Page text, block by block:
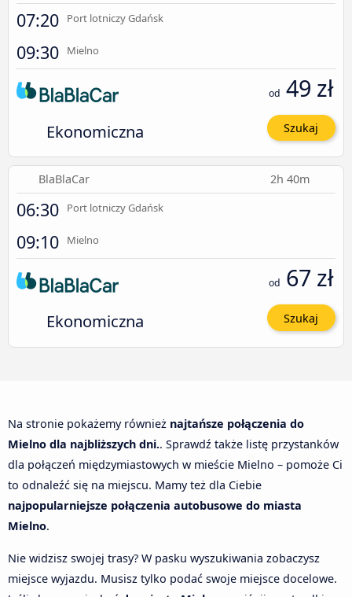
07:20 Port lotniczy Gdańsk
09:30 Mielno
Ekonomiczna
od 49 zł
Szukaj
BlaBlaCar 2h 40m
06:30 Port lotniczy Gdańsk
09:10 Mielno
Ekonomiczna
od 67 zł
Szukaj
Na stronie pokażemy również najtańsze połączenia do
Mielno dla najbliższych dni.. Sprawdź także listę przystanków
dla połączeń międzymiastowych w mieście Mielno – pomoże Ci
to odnaleźć się na miejscu. Mamy też dla Ciebie
najpopularniejsze połączenia autobusowe do miasta
Mielno.
Nie widzisz swojej trasy? W pasku wyszukiwania zobaczysz
miejsce wyjazdu. Musisz tylko podać swoje miejsce docelowe.